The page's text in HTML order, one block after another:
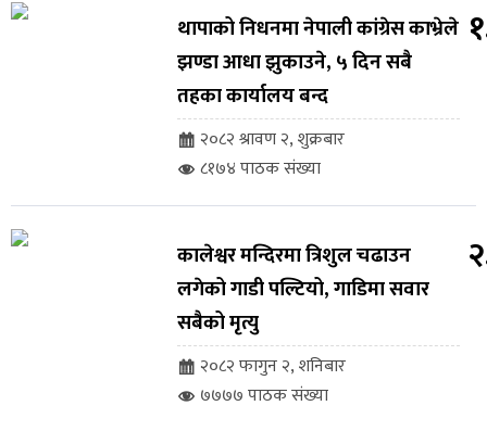
थापाको निधनमा नेपाली कांग्रेस काभ्रेले
झण्डा आधा झुकाउने, ५ दिन सबै
तहका कार्यालय बन्द
२०८२ श्रावण २, शुक्रबार
८१७४ पाठक संख्या
कालेश्वर मन्दिरमा त्रिशुल चढाउन
लगेको गाडी पल्टियो, गाडिमा सवार
सबैको मृत्यु
२०८२ फागुन २, शनिबार
७७७७ पाठक संख्या